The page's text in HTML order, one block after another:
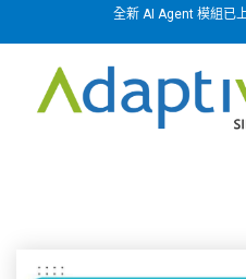
全新 AI Agent 模組已